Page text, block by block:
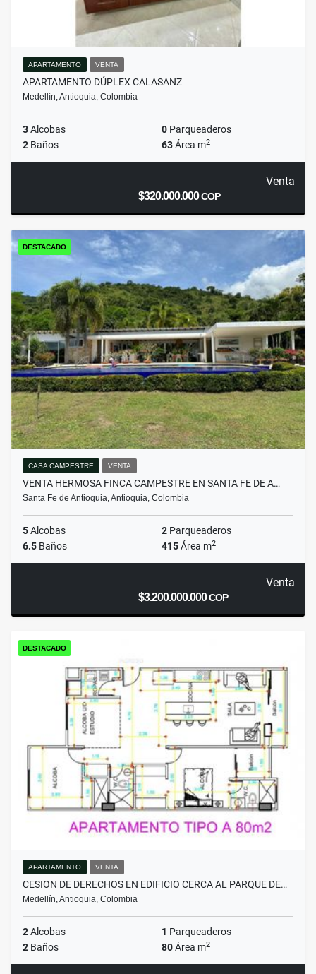
APARTAMENTO VENTA
APARTAMENTO DÚPLEX CALASANZ
Medellín, Antioquia, Colombia
3Alcobas 0 Parqueaderos
2 Baños 63Área m2
Venta
$320.000.000COP
DESTACADO
CASA CAMPESTRE VENTA
VENTA HERMOSA FINCA CAMPESTRE EN SANTA FE DE A…
Santa Fe de Antioquia, Antioquia, Colombia
5Alcobas 2 Parqueaderos
6.5 Baños 415Área m2
Venta
$3.200.000.000COP
DESTACADO
APARTAMENTO VENTA
CESION DE DERECHOS EN EDIFICIO CERCA AL PARQUE DE…
Medellín, Antioquia, Colombia
2Alcobas 1 Parqueaderos
2 Baños 80Área m2